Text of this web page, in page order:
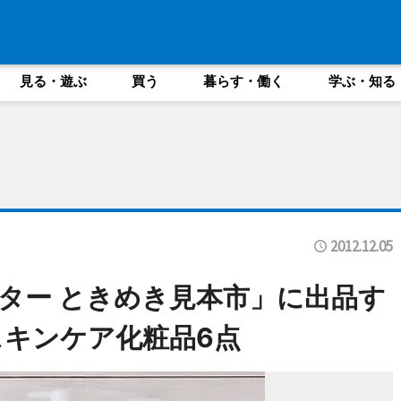
見る・遊ぶ 買う 暮らす・働く 学ぶ・知る
2012.12.05
ー ときめき見本市」に出品す
ンケア化粧品6点